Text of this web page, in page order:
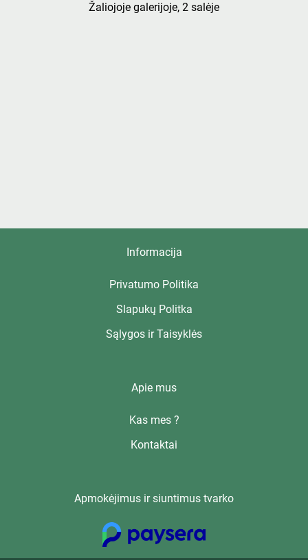
Žaliojoje galerijoje, 2 salėje
Informacija
Privatumo Politika
Slapukų Politka
Sąlygos ir Taisyklės
Apie mus
Kas mes ?
Kontaktai
Apmokėjimus ir siuntimus tvarko